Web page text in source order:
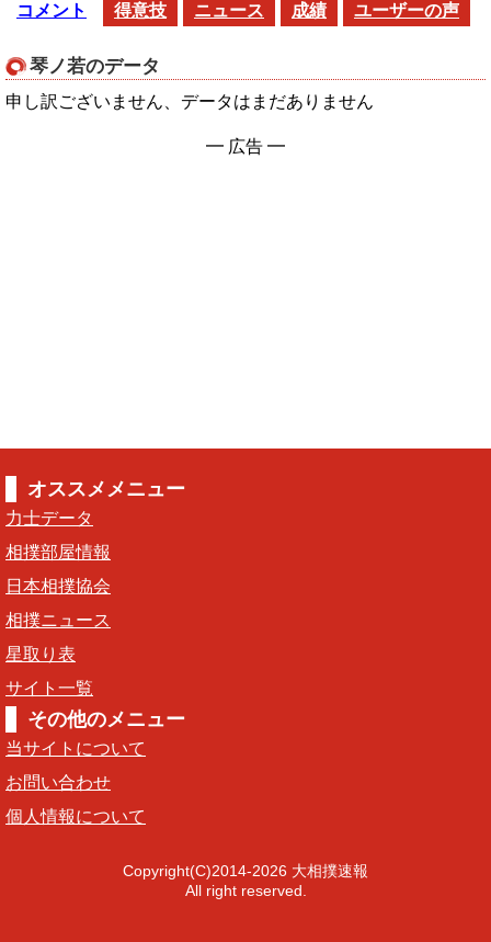
コメント 得意技 ニュース 成績 ユーザーの声
琴ノ若のデータ
申し訳ございません、データはまだありません
━ 広告 ━
オススメメニュー
力士データ
相撲部屋情報
日本相撲協会
相撲ニュース
星取り表
サイト一覧
その他のメニュー
当サイトについて
お問い合わせ
個人情報について
Copyright(C)2014-2026 大相撲速報
All right reserved.